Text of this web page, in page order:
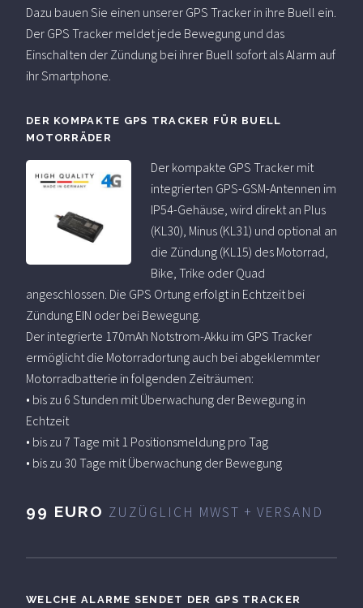
Dazu bauen Sie einen unserer GPS Tracker in ihre Buell ein.
Der GPS Tracker meldet jede Bewegung und das
Einschalten der Zündung bei ihrer Buell sofort als Alarm auf
ihr Smartphone.
DER KOMPAKTE GPS TRACKER FÜR BUELL
MOTORRÄDER
Der kompakte GPS Tracker mit
integrierten GPS-GSM-Antennen im
IP54-Gehäuse, wird direkt an Plus
(KL30), Minus (KL31) und optional an
die Zündung (KL15) des Motorrad,
Bike, Trike oder Quad
angeschlossen. Die GPS Ortung erfolgt in Echtzeit bei
Zündung EIN oder bei Bewegung.
Der integrierte 170mAh Notstrom-Akku im GPS Tracker
ermöglicht die Motorradortung auch bei abgeklemmter
Motorradbatterie in folgenden Zeiträumen:
• bis zu 6 Stunden mit Überwachung der Bewegung in
Echtzeit
• bis zu 7 Tage mit 1 Positionsmeldung pro Tag
• bis zu 30 Tage mit Überwachung der Bewegung
99 EURO ZUZÜGLICH MWST + VERSAND
WELCHE ALARME SENDET DER GPS TRACKER